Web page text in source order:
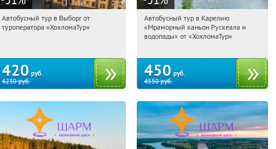
11:42:00 Купили:
Автобусный тур в Выборг от
туроператора «ХохломаТур»
420 руб.
4230руб.
11:42:00 Купили:
Сенная площадь
Автобусный тур в Карелию
«Мраморный каньон Рускеала и
водопады» от «ХохломаТур»
450 руб.
4550руб.